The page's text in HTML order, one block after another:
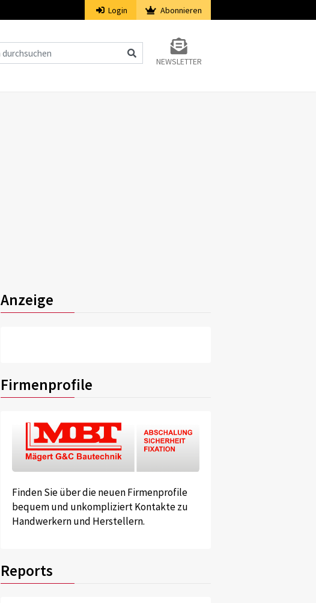
Login Abonnieren
NEWSLETTER
Anzeige
Firmenprofile
Finden Sie über die neuen Firmenprofile
bequem und unkompliziert Kontakte zu
Handwerkern und Herstellern.
Reports